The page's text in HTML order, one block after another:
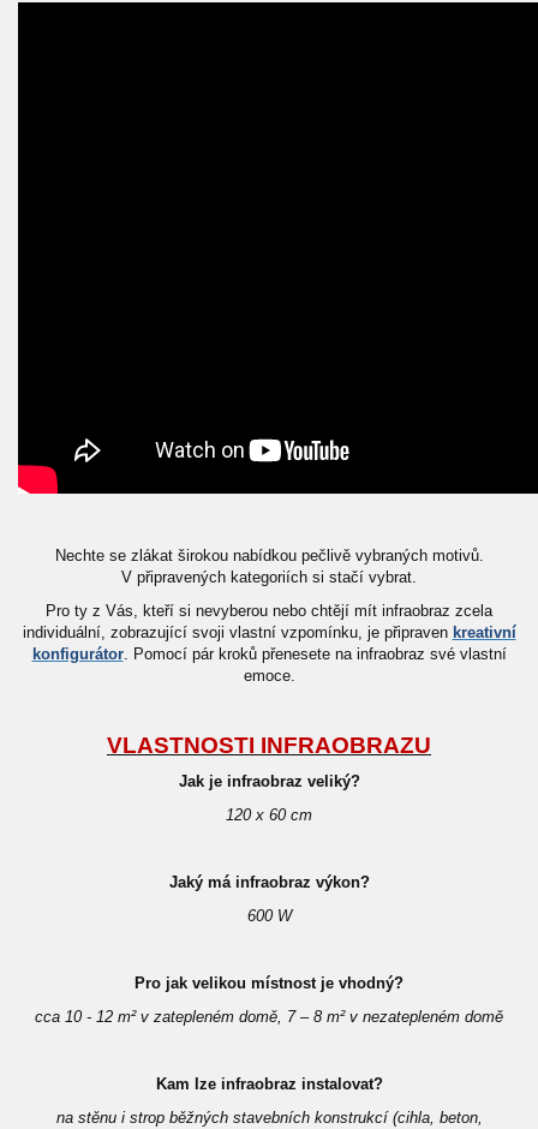
Nechte se zlákat širokou nabídkou pečlivě vybraných motivů.
V připravených kategoriích si stačí vybrat.
Pro ty z Vás, kteří si nevyberou nebo chtějí mít infraobraz zcela
individuální, zobrazující svoji vlastní vzpomínku, je připraven kreativní
konfigurátor. Pomocí pár kroků přenesete na infraobraz své vlastní
emoce.
VLASTNOSTI INFRAOBRAZU
Jak je infraobraz veliký?
120 x 60 cm
Jaký má infraobraz výkon?
600 W
Pro jak velikou místnost je vhodný?
cca 10 - 12 m² v zatepleném domě, 7 – 8 m² v nezatepleném domě
Kam lze infraobraz instalovat?
na stěnu i strop běžných stavebních konstrukcí (cihla, beton,